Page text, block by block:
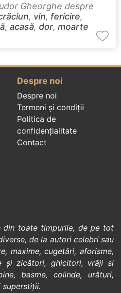
Gheorghe despre
, vin, fericire,
, acasă, dor, moarte
Despre noi
Despre noi
Termeni și condiții
Politica de
confidenţialitate
Contact
din toate timpurile, de pe tot
de la autori celebrisau
, maxime,cugetări,aforisme,
și zicători, ghicitori, vrăji si
, basme, colinde, urături,
superstiții.